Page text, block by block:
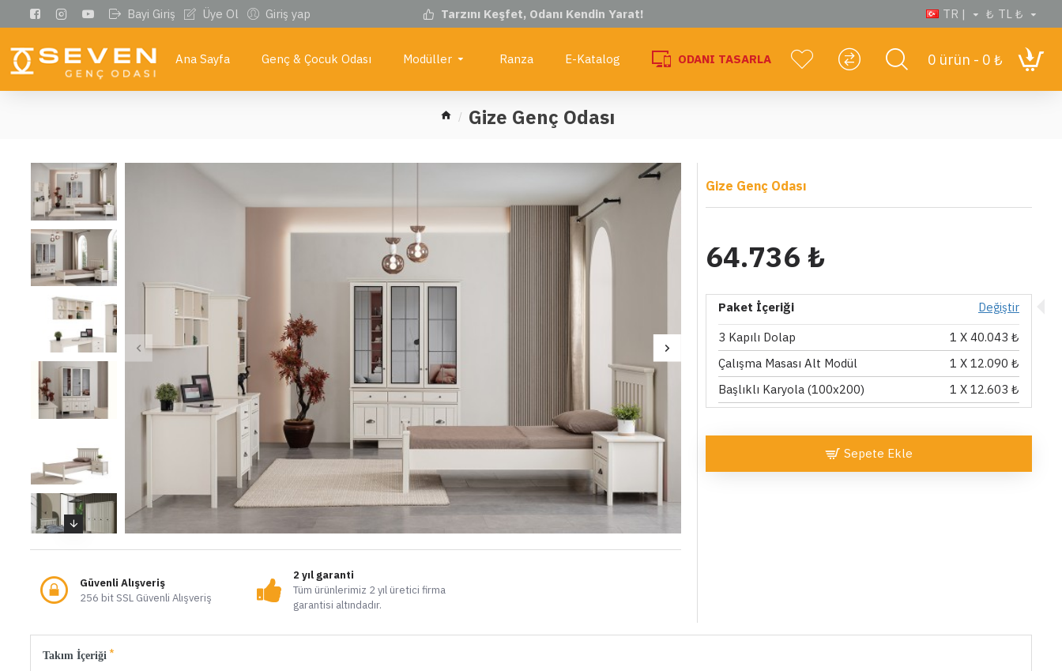
Bayi Giriş Üye Ol Giriş yap Tarzını Keşfet, Odanı Kendin Yarat! TR | ₺ TL ₺
Ana Sayfa Genç & Çocuk Odası Modüller Ranza E-Katalog ODANI TASARLA 0 ürün - 0 ₺
Gize Genç Odası
Güvenli Alışveriş
256 bit SSL Güvenli Alışveriş
2 yıl garanti
Tüm ürünlerimiz 2 yıl üretici firma
garantisi altındadır.
Gize Genç Odası
64.736 ₺
Paket İçeriği
Değiştir
3 Kapılı Dolap
1 X 40.043 ₺
Çalışma Masası Alt Modül
1 X 12.090 ₺
Başlıklı Karyola (100x200)
1 X 12.603 ₺
Sepete Ekle
Takım İçeriği